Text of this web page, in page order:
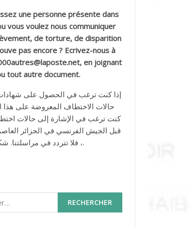
une personne présente dans
vous voulez nous communiquer
de torture, de disparition
pas encore ? Ecrivez-nous à
en joignant
tout autre document.
إذا كنت ترغب في الحصول على
حالات الاختطاف المعروضة على هذا
كنت ترغب في الإشارة إلى حالات
، فلا تتردد في مراسلتنا. شكرا لك مسبقا.